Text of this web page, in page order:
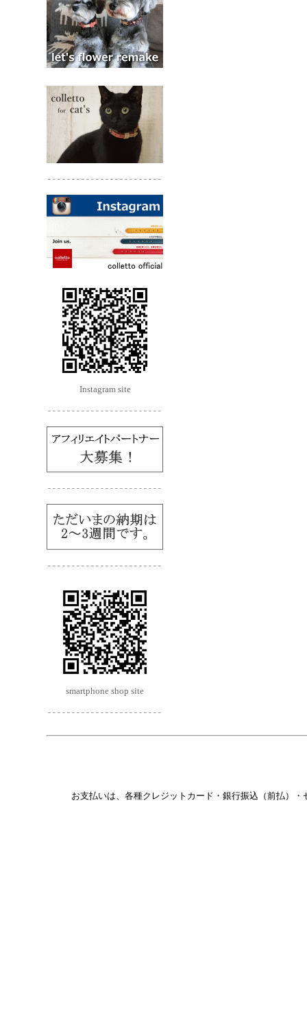
Instagram site
smartphone shop site
お支払いは、各種クレジットカード・銀行振込（前払）